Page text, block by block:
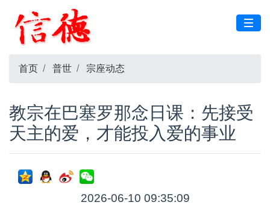
首页 普世 宗座动态
教宗在巴塞罗那念日课：先接受
天主的爱，才能投入爱的事业
2026-06-10 09:35:09